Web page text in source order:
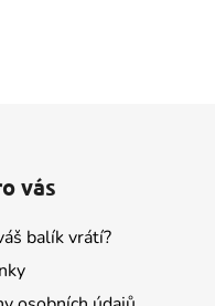
vás
balík vrátí?